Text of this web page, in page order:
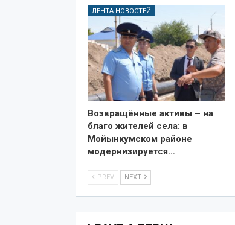
ЛЕНТА НОВОСТЕЙ
Возвращённые активы – на
благо жителей села: в
Мойынкумском районе
модернизируется…
PREV NEXT